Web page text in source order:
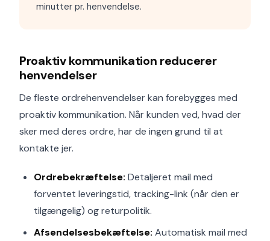
minutter pr. henvendelse.
Proaktiv kommunikation reducerer
henvendelser
De fleste ordrehenvendelser kan forebygges med
proaktiv kommunikation. Når kunden ved, hvad der
sker med deres ordre, har de ingen grund til at
kontakte jer.
Ordrebekræftelse: Detaljeret mail med
forventet leveringstid, tracking-link (når den er
tilgængelig) og returpolitik.
Afsendelsesbekæftelse: Automatisk mail med